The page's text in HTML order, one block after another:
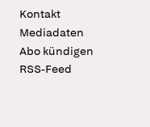
Kontakt
Mediadaten
Abo kündigen
RSS-Feed